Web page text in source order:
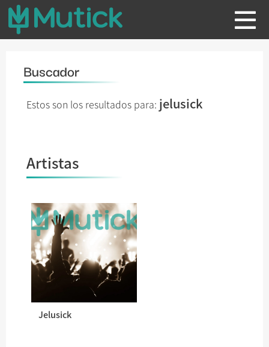
Buscador
Estos son los resultados para: jelusick
Artistas
Jelusick